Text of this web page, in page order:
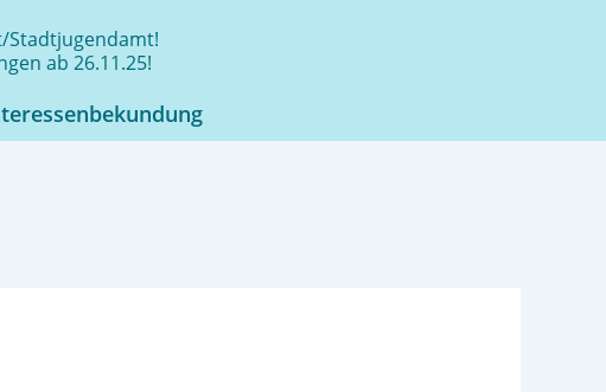
Stadtjugendamt!
ab 26.11.25!